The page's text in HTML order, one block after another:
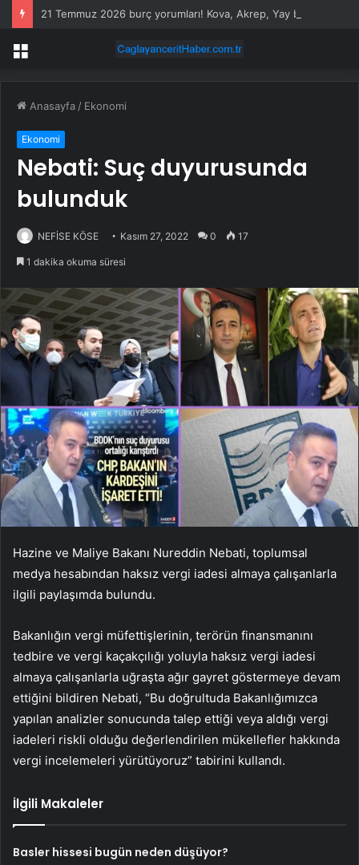
Menü
Anasayfa / Ekonomi
Ekonomi
Nebati: Suç duyurusunda
bulunduk
NEFİSE KÖSE Kasım 27, 2022 0 17
1 dakika okuma süresi
Hazine ve Maliye Bakanı Nureddin Nebati, toplumsal
medya hesabından haksız vergi iadesi almaya çalışanlarla
ilgili paylaşımda bulundu.
Bakanlığın vergi müfettişlerinin, terörün finansmanını
tedbire ve vergi kaçakçılığı yoluyla haksız vergi iadesi
almaya çalışanlarla uğraşta ağır gayret göstermeye devam
ettiğini bildiren Nebati, “Bu doğrultuda Bakanlığımızca
yapılan analizler sonucunda talep ettiği veya aldığı vergi
iadeleri riskli olduğu değerlendirilen mükellefler hakkında
vergi incelemeleri yürütüyoruz” tabirini kullandı.
İlgili Makaleler
Basler hissesi bugün neden düşüyor?